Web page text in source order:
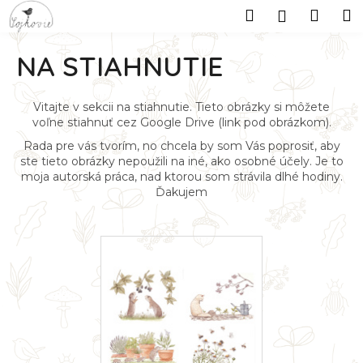
Prejsť
na
obsah
Hľadať
košík
NA STIAHNUTIE
Vitajte v sekcii na stiahnutie. Tieto obrázky si môžete
voľne stiahnuť cez Google Drive (link pod obrázkom).
Rada pre vás tvorím, no chcela by som Vás poprosiť, aby
ste tieto obrázky nepoužili na iné, ako osobné účely. Je to
moja autorská práca, nad ktorou som strávila dlhé hodiny.
Ďakujem
K
o
Späť
Späť
Č
o
p
o
t
e
b
u
j
e
e